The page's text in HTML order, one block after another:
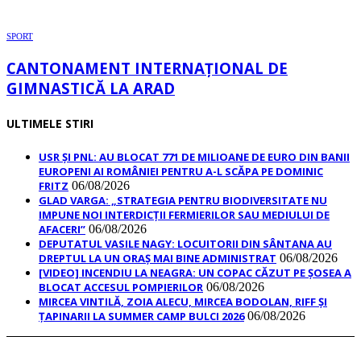
SPORT
CANTONAMENT INTERNAȚIONAL DE
GIMNASTICĂ LA ARAD
ULTIMELE STIRI
USR ȘI PNL: AU BLOCAT 771 DE MILIOANE DE EURO DIN BANII
EUROPENI AI ROMÂNIEI PENTRU A-L SCĂPA PE DOMINIC
FRITZ 06/08/2026
GLAD VARGA: „STRATEGIA PENTRU BIODIVERSITATE NU
IMPUNE NOI INTERDICȚII FERMIERILOR SAU MEDIULUI DE
AFACERI” 06/08/2026
DEPUTATUL VASILE NAGY: LOCUITORII DIN SÂNTANA AU
DREPTUL LA UN ORAȘ MAI BINE ADMINISTRAT 06/08/2026
[VIDEO] INCENDIU LA NEAGRA: UN COPAC CĂZUT PE ȘOSEA A
BLOCAT ACCESUL POMPIERILOR 06/08/2026
MIRCEA VINTILĂ, ZOIA ALECU, MIRCEA BODOLAN, RIFF ȘI
ȚAPINARII LA SUMMER CAMP BULCI 2026 06/08/2026